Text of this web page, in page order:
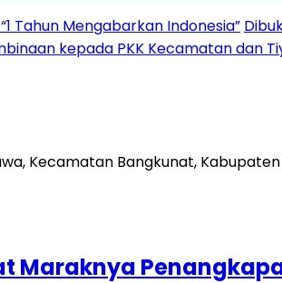
Tahun Mengabarkan Indonesia”
kepada PKK Kecamatan dan
Maraknya